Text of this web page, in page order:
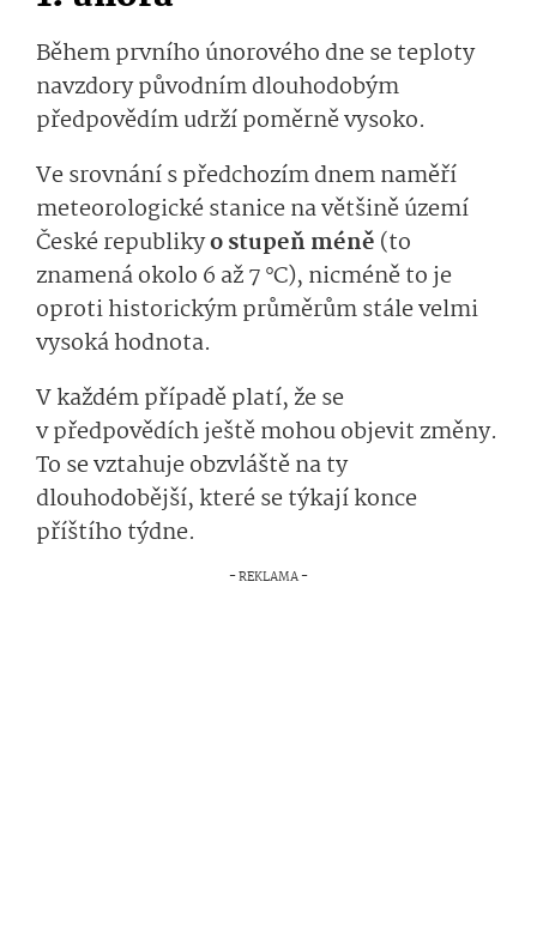
Během prvního únorového dne se teploty
navzdory původním dlouhodobým
předpovědím udrží poměrně vysoko.
Ve srovnání s předchozím dnem naměří
meteorologické stanice na většině území
České republikyo stupeň méně (to
znamená okolo 6 až 7 °C), nicméně to je
oproti historickým průměrům stále velmi
vysoká hodnota.
V každém případě platí, že se
v předpovědích ještě mohou objevit změny.
To se vztahuje obzvláště na ty
dlouhodobější, které se týkají konce
příštího týdne.